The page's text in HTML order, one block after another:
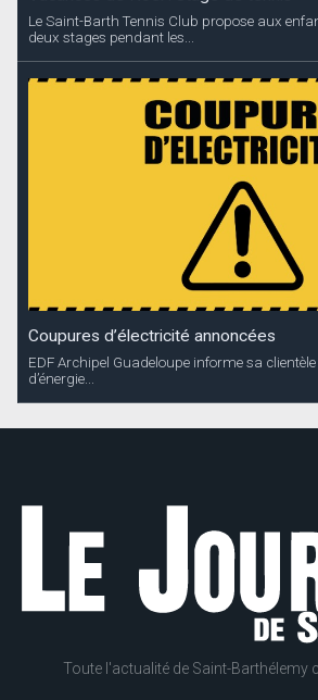
Le Saint-Barth Tennis Club propose aux
deux stages pendant les...
Coupures d’électricité annoncées
EDF Archipel Guadeloupe informe sa
d’énergie...
Toute l'actualité de Saint-Barthélemy